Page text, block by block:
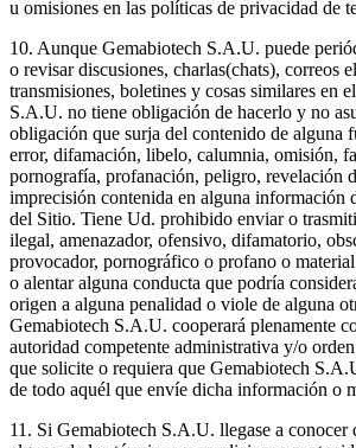
u omisiones en las políticas de privacidad de
10. Aunque Gemabiotech S.A.U. puede
o revisar discusiones, charlas(chats), correos
transmisiones, boletines y cosas similares en
S.A.U. no tiene obligación de hacerlo y no
obligación que surja del contenido de alguna
error, difamación, libelo, calumnia, omisión,
pornografía, profanación, peligro, revelación
imprecisión contenida en alguna información
del Sitio. Tiene Ud. prohibido enviar o
ilegal, amenazador, ofensivo, difamatorio,
provocador, pornográfico o profano o
o alentar alguna conducta que podría
origen a alguna penalidad o viole de alguna
Gemabiotech S.A.U. cooperará plenamente
autoridad competente administrativa y/o
que solicite o requiera que Gemabiotech
de todo aquél que envíe dicha información o
11. Si Gemabiotech S.A.U. llegase a